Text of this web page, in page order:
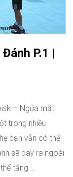
P.1 |
– Ngửa mặt
trong nhiều
bạn vẫn có thể
sẽ bay ra ngoài
tăng …